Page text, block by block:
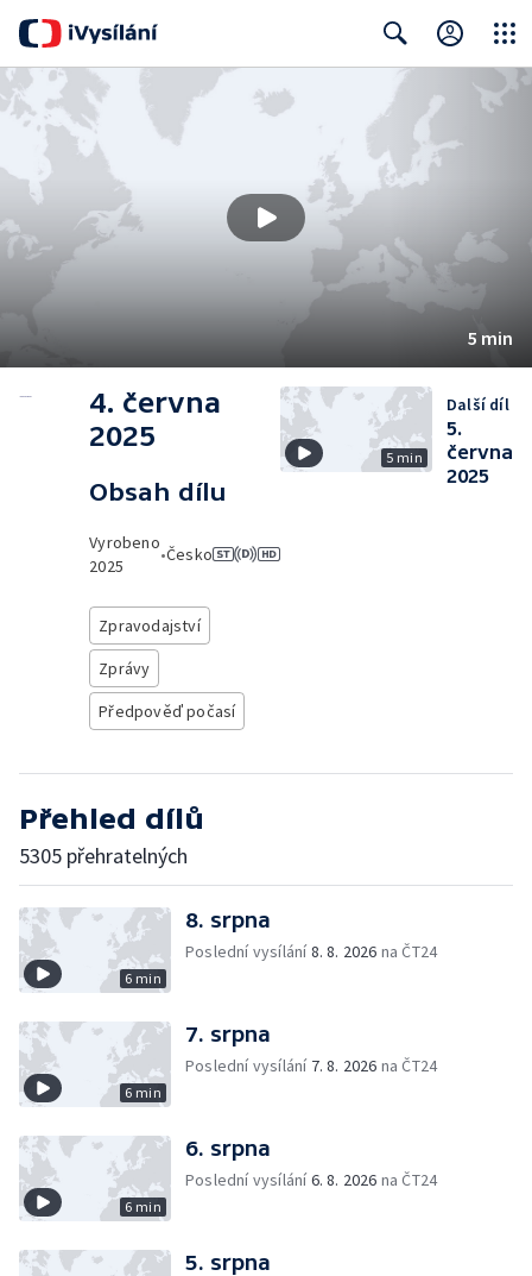
Search
5 min
4. června
2025
Obsah dílu
Vyrobeno
2025
•Česko
Zpravodajství
Zprávy
Předpověď počasí
5 min
Další díl
5.
června
2025
Přehled dílů
5305 přehratelných
6 min
8. srpna
Poslední vysílání8. 8. 2026 na ČT24
6 min
7. srpna
Poslední vysílání 7. 8. 2026 na ČT24
6 min
6. srpna
Poslední vysílání6. 8. 2026 na ČT24
5. srpna